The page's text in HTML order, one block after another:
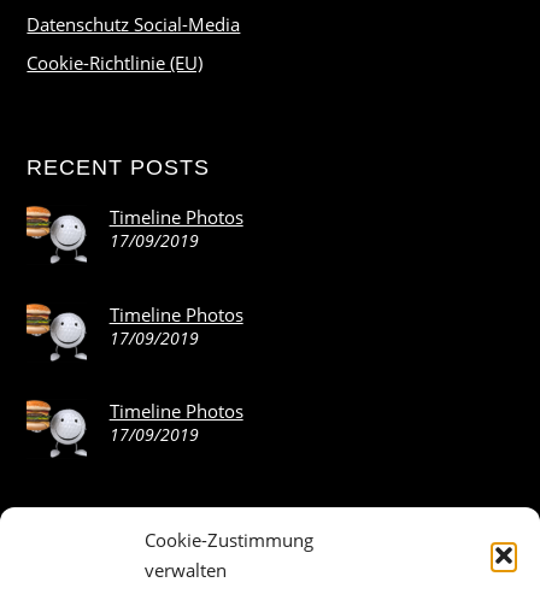
Cookie-Zustimmung
verwalten
Datenschutz Social-Media
Cookie-Richtlinie (EU)
RECENT POSTS
Timeline Photos
17/09/2019
Timeline Photos
17/09/2019
Timeline Photos
17/09/2019
ABOUT THE LANDING THEME…